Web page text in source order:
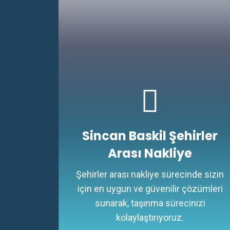
Sincan Baskil Şehirler
Arası Nakliye
Şehirler arası nakliye sürecinde sizin
için en uygun ve güvenilir çözümleri
sunarak, taşınma sürecinizi
kolaylaştırıyoruz.